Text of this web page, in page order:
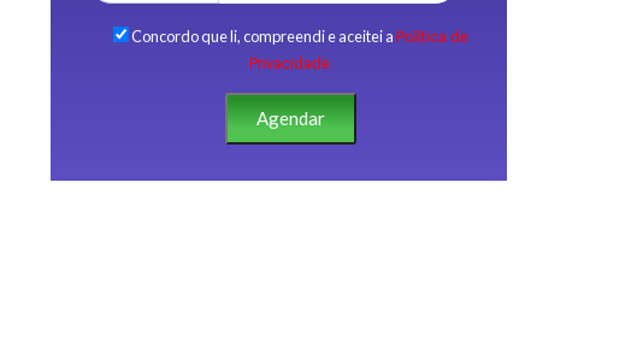
Concordo que li, compreendi e aceitei aPolítica de
Privacidade.
Agendar